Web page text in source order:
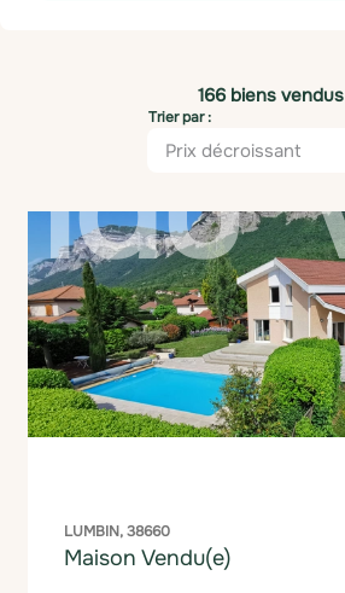
166 biens vendus
Trier par :
LUMBIN, 38660
Maison Vendu(e)